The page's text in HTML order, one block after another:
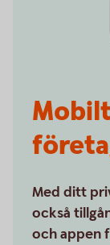
Med ditt
också
och appen